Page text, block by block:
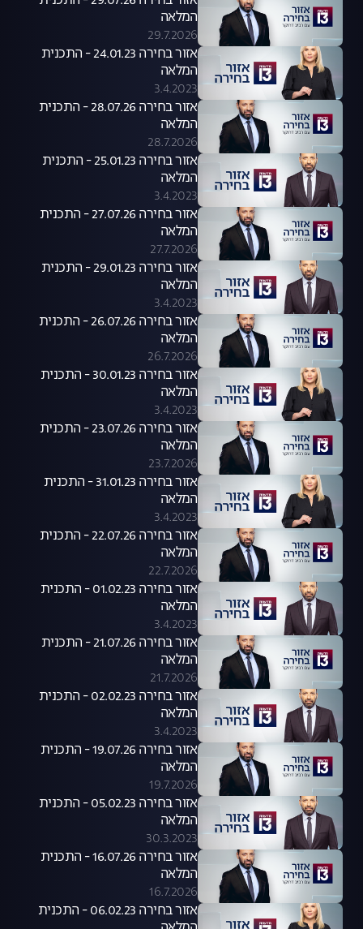
המלאה
29.7.2026
אזור בחירה 24.01.23 - התכנית
המלאה
3.4.2023
אזור בחירה 28.07.26 - התכנית
המלאה
28.7.2026
אזור בחירה 25.01.23 - התכנית
המלאה
3.4.2023
אזור בחירה 27.07.26 - התכנית
המלאה
27.7.2026
אזור בחירה 29.01.23 - התכנית
המלאה
3.4.2023
אזור בחירה 26.07.26 - התכנית
המלאה
26.7.2026
אזור בחירה 30.01.23 - התכנית
המלאה
3.4.2023
אזור בחירה 23.07.26 - התכנית
המלאה
23.7.2026
אזור בחירה 31.01.23 - התכנית
המלאה
3.4.2023
אזור בחירה 22.07.26 - התכנית
המלאה
22.7.2026
אזור בחירה 01.02.23 - התכנית
המלאה
3.4.2023
אזור בחירה 21.07.26 - התכנית
המלאה
21.7.2026
אזור בחירה 02.02.23 - התכנית
המלאה
3.4.2023
אזור בחירה 19.07.26 - התכנית
המלאה
19.7.2026
אזור בחירה 05.02.23 - התכנית
המלאה
30.3.2023
אזור בחירה 16.07.26 - התכנית
המלאה
16.7.2026
אזור בחירה 06.02.23 - התכנית